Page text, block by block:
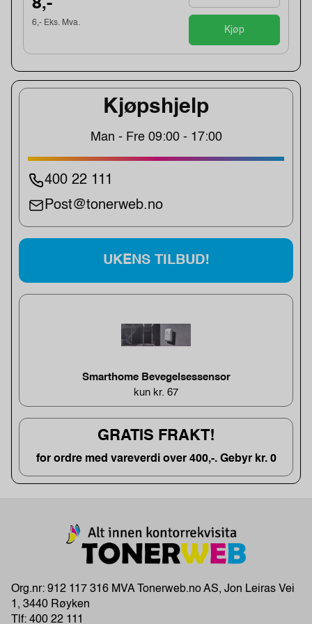
Kjøpshjelp
Man - Fre 09:00 - 17:00
400 22 111
Post@tonerweb.no
UKENS TILBUD!
Smarthome Bevegelsessensor
kun kr. 67
GRATIS FRAKT!
for ordre med vareverdi over 400,-. Gebyr kr. 0
8,-
6,- Eks. Mva.
Kjøp
Org.nr: 912 117 316 MVA Tonerweb.no AS, Jon Leiras Vei
1, 3440 Røyken
Tlf: 400 22 111